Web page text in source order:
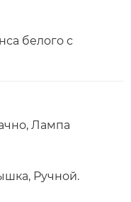
белого с
Лампа
Ручной.